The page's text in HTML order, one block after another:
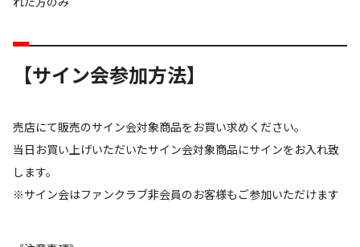
【サイン会参加方法】
売店にて販売のサイン会対象商品をお買い求めください。
当日お買い上げいただいたサイン会対象商品にサインをお入れ致
します。
※サイン会はファンクラブ非会員のお客様もご参加いただけます